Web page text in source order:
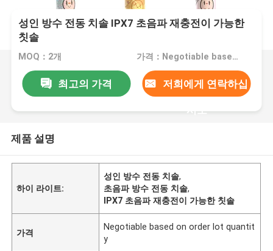
성인 방수 전동 치솔 IPX7 초음파 재충전이 가능한
칫솔
MOQ：2개 가격：Negotiable based on order lot quantity
최고의 가격 저희에게 연락하십
시오
제품 설명
하이 라이트:
성인 방수 전동 치솔,
초음파 방수 전동 치솔,
IPX7 초음파 재충전이 가능한 칫솔
가격
Negotiable based on order lot quantit
y